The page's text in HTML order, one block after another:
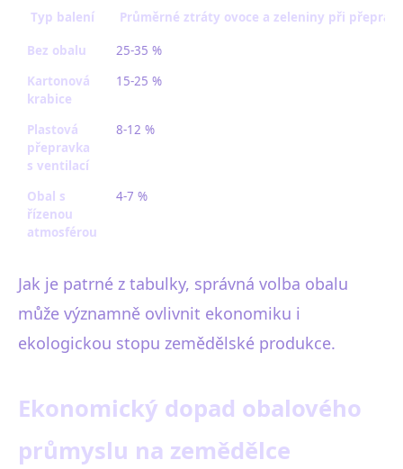
Typ balení Průměrné ztráty ovoce a zeleniny při
Bez obalu
25-35 %
Kartonová
krabice
15-25 %
Plastová
přepravka
s ventilací
8-12 %
Obal s
řízenou
atmosférou
4-7 %
Jak je patrné z tabulky, správná volba obalu
může významně ovlivnit ekonomiku i
ekologickou stopu zemědělské produkce.
Ekonomický dopad obalového
průmyslu na zemědělce